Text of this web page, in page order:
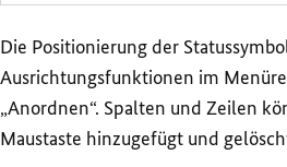
Die Positionierung der
Ausrichtungsfunktionen im
„Anordnen“. Spalten und Zeilen
Maustaste hinzugefügt und